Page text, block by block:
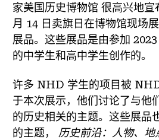
家美国历史博物馆 很高兴地宣
月 14 日卖旗日在博物馆现场
展品。这些展品是由参加
的中学生和高中学生创作的。
许多 NHD 学生的项目被
于本次展示，他们讨论了与他
的历史相关的主题。这些展品
的主题， 历史前沿：人物、地